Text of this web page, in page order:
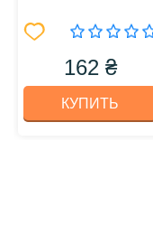
162 ₴
КУПИТЬ